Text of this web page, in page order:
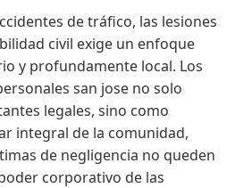
de tráfico, las lesiones
civil exige un enfoque
y profundamente local. Los
san jose no solo
legales, sino como
integral de la comunidad,
de negligencia no queden
corporativo de las